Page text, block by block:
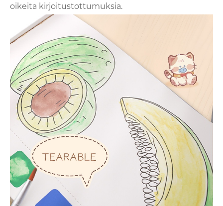
oikeita kirjoitustottumuksia.